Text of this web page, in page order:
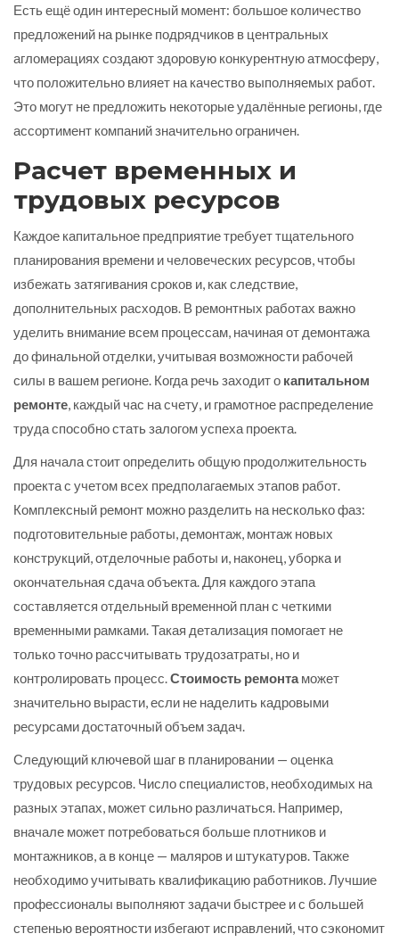
Есть ещё один интересный момент: большое количество
предложений на рынке подрядчиков в центральных
агломерациях создают здоровую конкурентную атмосферу,
что положительно влияет на качество выполняемых работ.
Это могут не предложить некоторые удалённые регионы, где
ассортимент компаний значительно ограничен.
Расчет временных и
трудовых ресурсов
Каждое капитальное предприятие требует тщательного
планирования времени и человеческих ресурсов, чтобы
избежать затягивания сроков и, как следствие,
дополнительных расходов. В ремонтных работах важно
уделить внимание всем процессам, начиная от демонтажа
до финальной отделки, учитывая возможности рабочей
силы в вашем регионе. Когда речь заходит о капитальном
ремонте, каждый час на счету, и грамотное распределение
труда способно стать залогом успеха проекта.
Для начала стоит определить общую продолжительность
проекта с учетом всех предполагаемых этапов работ.
Комплексный ремонт можно разделить на несколько фаз:
подготовительные работы, демонтаж, монтаж новых
конструкций, отделочные работы и, наконец, уборка и
окончательная сдача объекта. Для каждого этапа
составляется отдельный временной план с четкими
временными рамками. Такая детализация помогает не
только точно рассчитывать трудозатраты, но и
контролировать процесс.Стоимость ремонтаможет
значительно вырасти, если не наделить кадровыми
ресурсами достаточный объем задач.
Следующий ключевой шаг в планировании — оценка
трудовых ресурсов. Число специалистов, необходимых на
разных этапах, может сильно различаться. Например,
вначале может потребоваться больше плотников и
монтажников, а в конце — маляров и штукатуров. Также
необходимо учитывать квалификацию работников. Лучшие
профессионалы выполняют задачи быстрее и с большей
степенью вероятности избегают исправлений, что сэкономит